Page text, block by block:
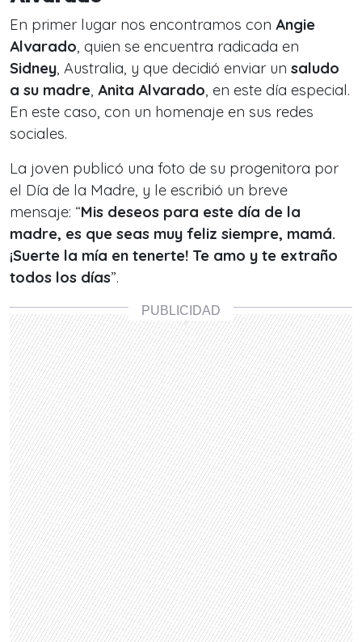
En primer lugar nos encontramos con Angie
Alvarado, quien se encuentra radicada en
Sidney, Australia, y que decidió enviar un saludo
a su madre, Anita Alvarado, en este día especial.
En este caso, con un homenaje en sus redes
sociales.
La joven publicó una foto de su progenitora por
el Día de la Madre, y le escribió un breve
mensaje: “Mis deseos para este día de la
madre, es que seas muy feliz siempre, mamá.
¡Suerte la mía en tenerte! Te amo y te extraño
todos los días”.